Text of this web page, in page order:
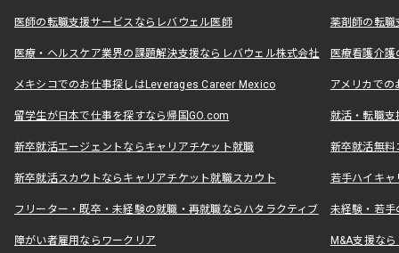
医師の転職支援サービスならレバウェル医師 薬剤師の転
医療・ヘルスケア業界の課題解決支援ならレバウェル株式会社 医療看護介
メキシコでのお仕事探しはLeverages Career Mexico アメリカで
留学生が日本で仕事を探すなら帰国GO.com 就活・転職
新卒就活エージェントならキャリアチケット就職 新卒就活無料
新卒就活スカウトならキャリアチケット就職スカウト 若手ハイキ
フリーター・既卒・未経験の就職・再就職ならハタラクティブ 未経験・若手
障がい者雇用ならワークリア M&A支援な